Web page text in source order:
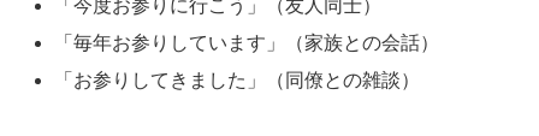
「今度お参りに行こう」（友人同士）
「毎年お参りしています」（家族との会話）
「お参りしてきました」（同僚との雑談）